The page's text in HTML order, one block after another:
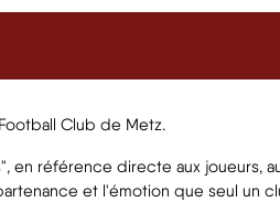
Club de Metz.
référence directe aux joueurs,
et l'émotion que seul un